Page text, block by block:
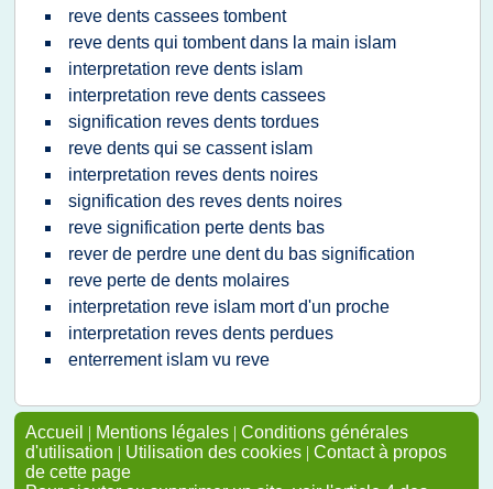
reve dents cassees tombent
reve dents qui tombent dans la main islam
interpretation reve dents islam
interpretation reve dents cassees
signification reves dents tordues
reve dents qui se cassent islam
interpretation reves dents noires
signification des reves dents noires
reve signification perte dents bas
rever de perdre une dent du bas signification
reve perte de dents molaires
interpretation reve islam mort d'un proche
interpretation reves dents perdues
enterrement islam vu reve
Accueil | Mentions légales | Conditions générales
d'utilisation | Utilisation des cookies | Contact à propos
de cette page